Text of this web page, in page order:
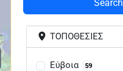
Search
ΤΟΠΟΘΕΣΊΕΣ
Εύβοια 59